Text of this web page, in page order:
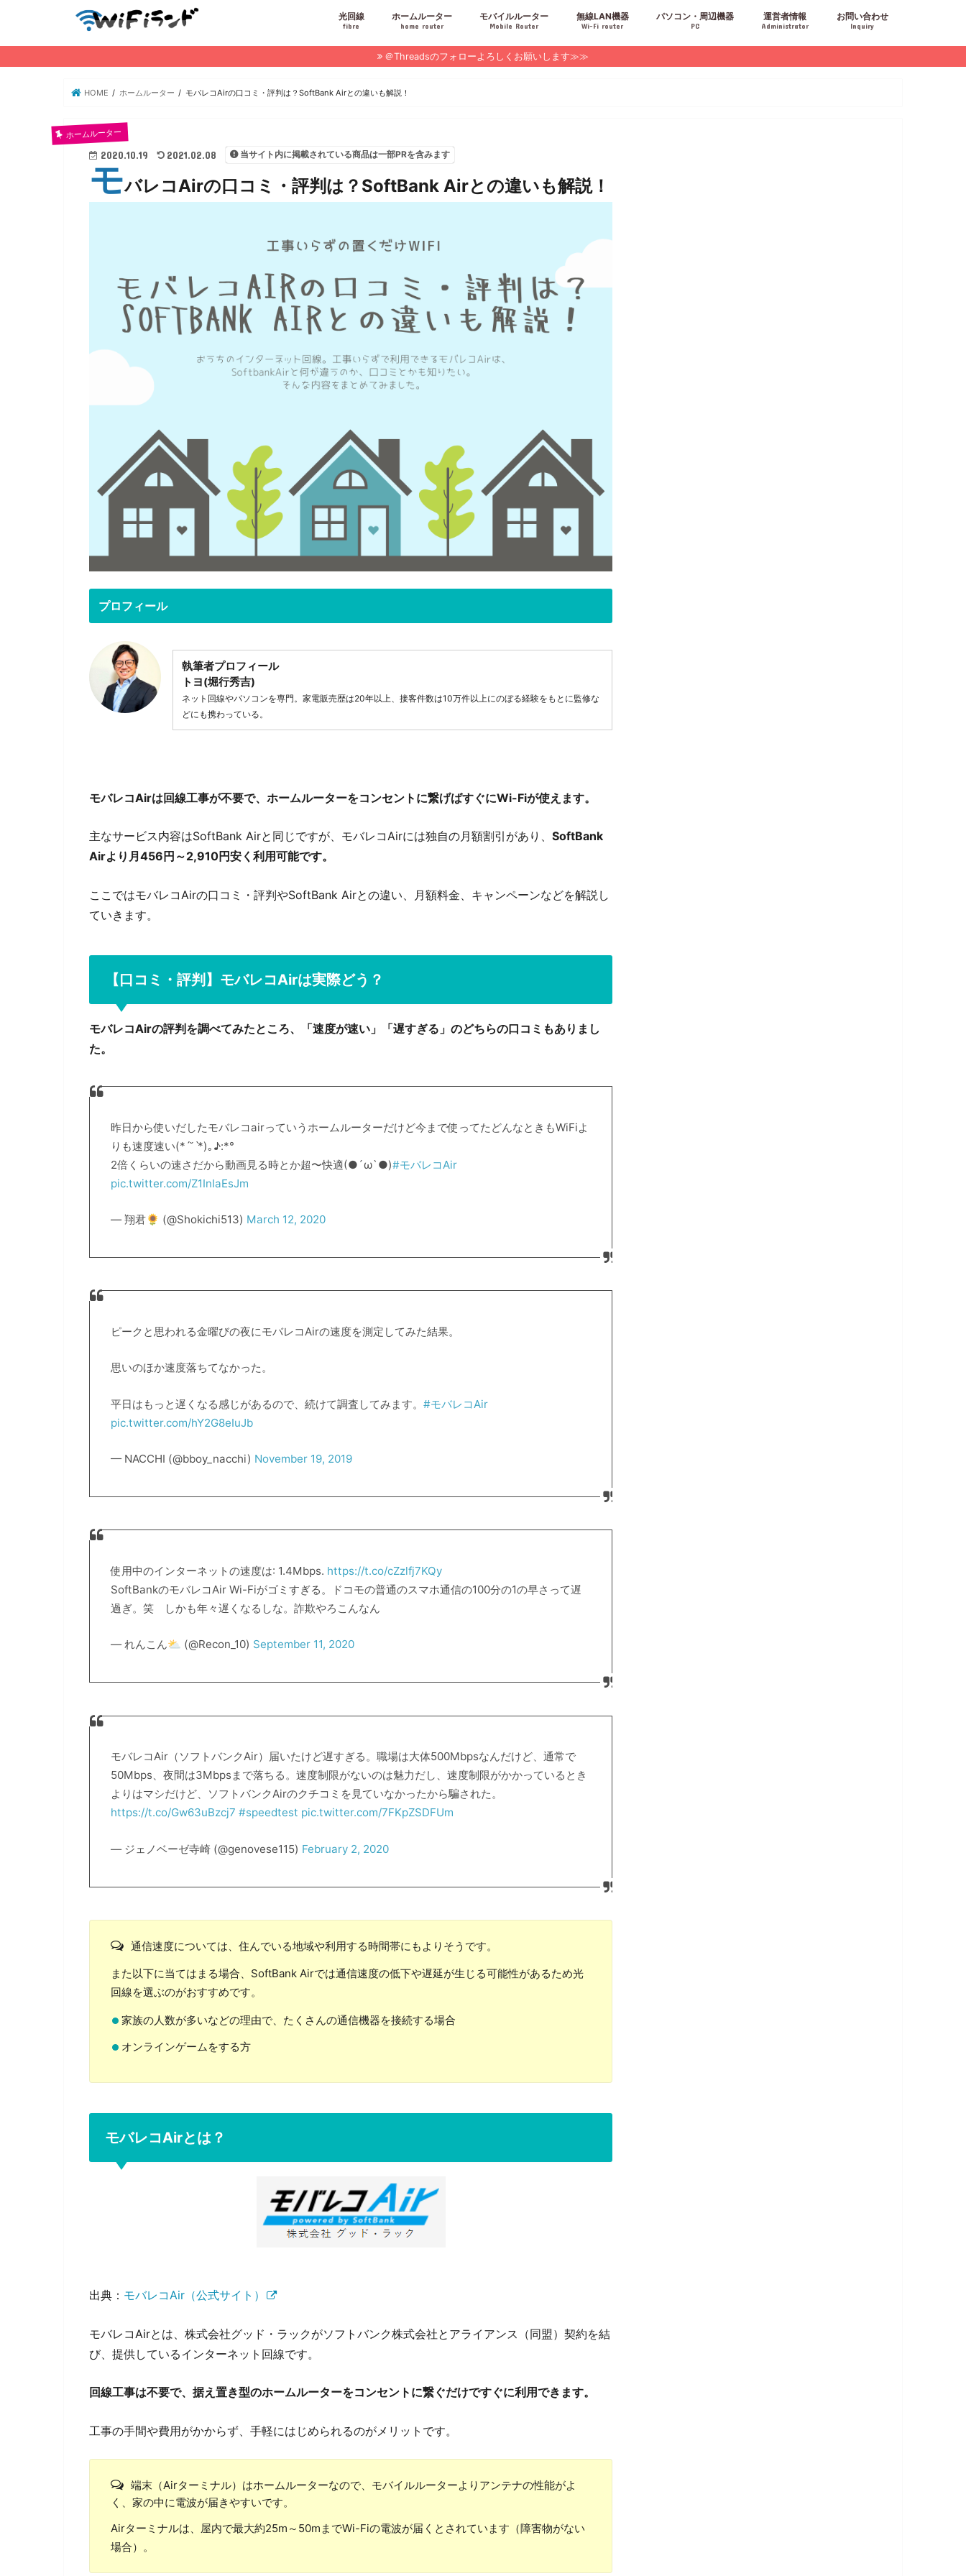
光回線
fibre
ホームルーター
home router
モバイルルーター
Mobile Router
無線LAN機器
Wi-Fi router
パソコン・周辺機器
PC
運営者情報
Administrator
お問い合わせ
Inquiry
＠Threadsのフォローよろしくお願いします≫≫
HOME ホームルーター モバレコAirの口コミ・評判は？SoftBank Airとの違いも解説！
ホームルーター
2020.10.19 2021.02.08 当サイト内に掲載されている商品は一部PRを含みます
モバレコAirの口コミ・評判は？SoftBank Airとの違いも解説！
プロフィール
執筆者プロフィール
トヨ(堀行秀吉)
ネット回線やパソコンを専門。家電販売歴は20年以上、接客件数は10万件以上にのぼる経験をもとに監修な
どにも携わっている。
モバレコAirは回線工事が不要で、ホームルーターをコンセントに繋げばすぐにWi-Fiが使えます。
主なサービス内容はSoftBank Airと同じですが、モバレコAirには独自の月額割引があり、 SoftBank
Airより月456円～2,910円安く利用可能です。
ここではモバレコAirの口コミ・評判やSoftBank Airとの違い、月額料金、キャンペーンなどを解説し
ていきます。
【口コミ・評判】モバレコAirは実際どう？
モバレコAirの評判を調べてみたところ、「速度が速い」「遅すぎる」のどちらの口コミもありまし
た。
昨日から使いだしたモバレコairっていうホームルーターだけど今まで使ってたどんなときもWiFiよ
りも速度速い(*ˊ˘ˋ*)｡♪:*°
2倍くらいの速さだから動画見る時とか超〜快適(●´ω`●)#モバレコAir
pic.twitter.com/Z1InIaEsJm
— 翔君🌻 (@Shokichi513) March 12, 2020
ピークと思われる金曜びの夜にモバレコAirの速度を測定してみた結果。
思いのほか速度落ちてなかった。
平日はもっと遅くなる感じがあるので、続けて調査してみます。#モバレコAir
pic.twitter.com/hY2G8eIuJb
— NACCHI (@bboy_nacchi) November 19, 2019
使用中のインターネットの速度は: 1.4Mbps. https://t.co/cZzlfj7KQy
SoftBankのモバレコAir Wi-Fiがゴミすぎる。ドコモの普通のスマホ通信の100分の1の早さって遅
過ぎ。笑 しかも年々遅くなるしな。詐欺やろこんなん
— れんこん⛅ (@Recon_10) September 11, 2020
モバレコAir（ソフトバンクAir）届いたけど遅すぎる。職場は大体500Mbpsなんだけど、通常で
50Mbps、夜間は3Mbpsまで落ちる。速度制限がないのは魅力だし、速度制限がかかっているとき
よりはマシだけど、ソフトバンクAirのクチコミを見ていなかったから騙された。
https://t.co/Gw63uBzcj7 #speedtest pic.twitter.com/7FKpZSDFUm
— ジェノベーゼ寺崎 (@genovese115) February 2, 2020
通信速度については、住んでいる地域や利用する時間帯にもよりそうです。
また以下に当てはまる場合、SoftBank Airでは通信速度の低下や遅延が生じる可能性があるため光
回線を選ぶのがおすすめです。
家族の人数が多いなどの理由で、たくさんの通信機器を接続する場合
オンラインゲームをする方
モバレコAirとは？
出典： モバレコAir（公式サイト）
モバレコAirとは、株式会社グッド・ラックがソフトバンク株式会社とアライアンス（同盟）契約を結
び、提供しているインターネット回線です。
回線工事は不要で、据え置き型のホームルーターをコンセントに繋ぐだけですぐに利用できます。
工事の手間や費用がかからず、手軽にはじめられるのがメリットです。
端末（Airターミナル）はホームルーターなので、モバイルルーターよりアンテナの性能がよ
く、家の中に電波が届きやすいです。
Airターミナルは、屋内で最大約25m～50mまでWi-Fiの電波が届くとされています（障害物がない
場合）。